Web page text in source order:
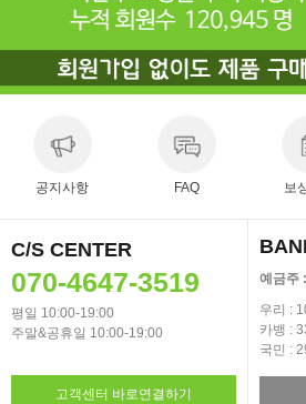
공지사항 FAQ 보
C/S CENTER
070-4647-3519
평일 10:00-19:00
주말&공휴일 10:00-19:00
고객센터 바로연결하기
예금주
우리 :
카뱅 :
국민 :